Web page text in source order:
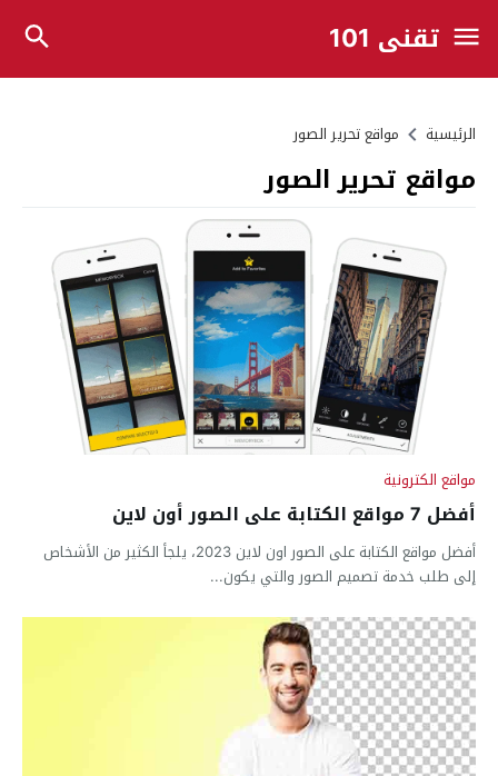
تقني 101
الرئيسية مواقع تحرير الصور
مواقع تحرير الصور
مواقع الكترونية
أفضل 7 مواقع الكتابة على الصور أون لاين
أفضل مواقع الكتابة على الصور اون لاين 2023، يلجأ الكثير من الأشخاص
إلى طلب خدمة تصميم الصور والتي يكون...